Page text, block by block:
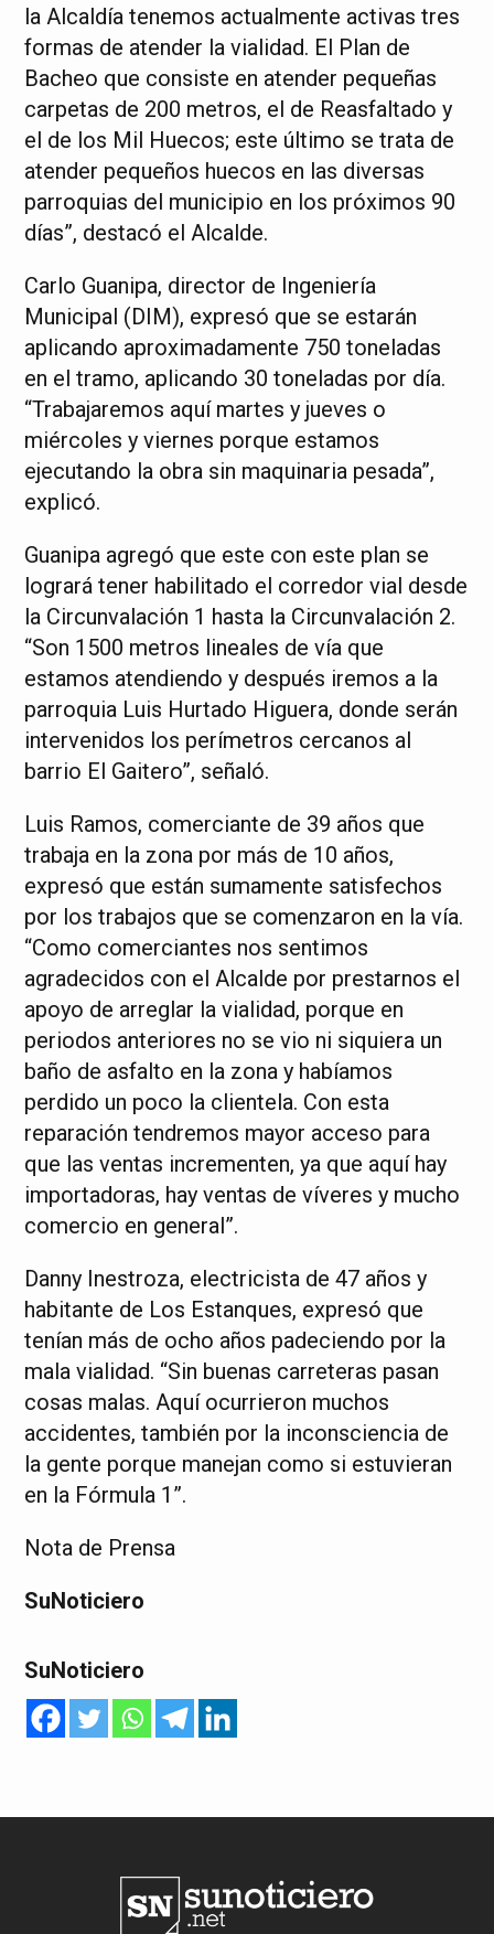
la Alcaldía tenemos actualmente activas tres
formas de atender la vialidad. El Plan de
Bacheo que consiste en atender pequeñas
carpetas de 200 metros, el de Reasfaltado y
el de los Mil Huecos; este último se trata de
atender pequeños huecos en las diversas
parroquias del municipio en los próximos 90
días”, destacó el Alcalde.
Carlo Guanipa, director de Ingeniería
Municipal (DIM), expresó que se estarán
aplicando aproximadamente 750 toneladas
en el tramo, aplicando 30 toneladas por día.
“Trabajaremos aquí martes y jueves o
miércoles y viernes porque estamos
ejecutando la obra sin maquinaria pesada”,
explicó.
Guanipa agregó que este con este plan se
logrará tener habilitado el corredor vial desde
la Circunvalación 1 hasta la Circunvalación 2.
“Son 1500 metros lineales de vía que
estamos atendiendo y después iremos a la
parroquia Luis Hurtado Higuera, donde serán
intervenidos los perímetros cercanos al
barrio El Gaitero”, señaló.
Luis Ramos, comerciante de 39 años que
trabaja en la zona por más de 10 años,
expresó que están sumamente satisfechos
por los trabajos que se comenzaron en la vía.
“Como comerciantes nos sentimos
agradecidos con el Alcalde por prestarnos el
apoyo de arreglar la vialidad, porque en
periodos anteriores no se vio ni siquiera un
baño de asfalto en la zona y habíamos
perdido un poco la clientela. Con esta
reparación tendremos mayor acceso para
que las ventas incrementen, ya que aquí hay
importadoras, hay ventas de víveres y mucho
comercio en general”.
Danny Inestroza, electricista de 47 años y
habitante de Los Estanques, expresó que
tenían más de ocho años padeciendo por la
mala vialidad. “Sin buenas carreteras pasan
cosas malas. Aquí ocurrieron muchos
accidentes, también por la inconsciencia de
la gente porque manejan como si estuvieran
en la Fórmula 1”.
Nota de Prensa
SuNoticiero
SuNoticiero